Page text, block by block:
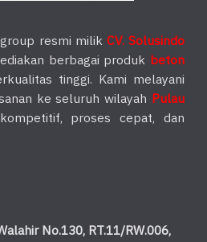
resmi milik CV. Solusindo
berbagai produk beton
tinggi. Kami melayani
ke seluruh wilayah Pulau
proses cepat, dan
No.130, RT.11/RW.006,